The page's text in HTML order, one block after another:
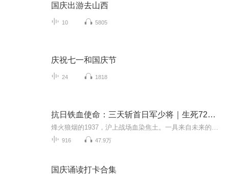
国庆出游去山西
10 5805
庆祝七一和国庆节
24 1818
抗日铁血使命：三天斩首日军少将｜生死72小时｜高能狙杀
916 47.9万
国庆诵读打卡合集